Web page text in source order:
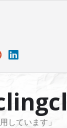
しています」